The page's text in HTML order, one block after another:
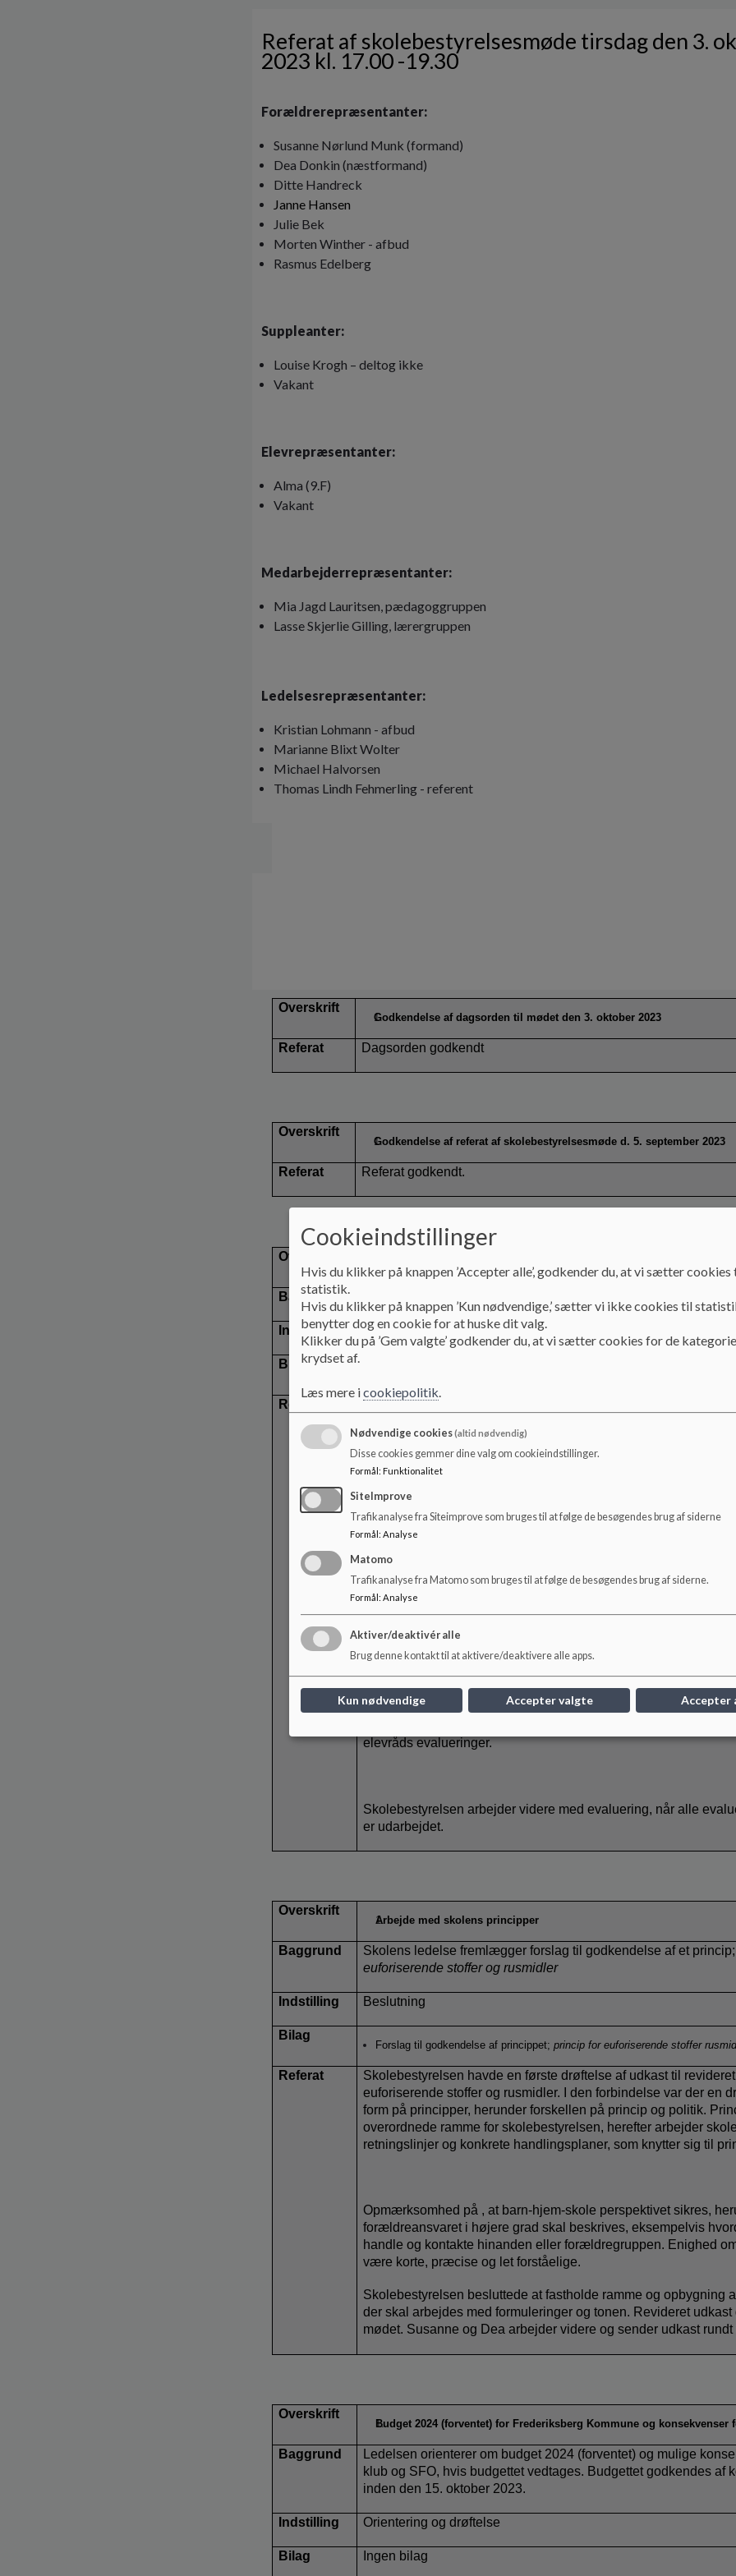
Referat af skolebestyrelsesmøde tirsdag den 3.
2023 kl. 17.00 -19.30
Forældrerepræsentanter:
Susanne Nørlund Munk (formand)
Dea Donkin (næstformand)
Ditte Handreck
Janne Hansen
Julie Bek
Morten Winther - afbud
Rasmus Edelberg
Suppleanter:
Louise Krogh – deltog ikke
Vakant
Elevrepræsentanter:
Alma (9.F)
Vakant
Medarbejderrepræsentanter:
Mia Jagd Lauritsen, pædagoggruppen
Lasse Skjerlie Gilling, lærergruppen
Ledelsesrepræsentanter:
Kristian Lohmann - afbud
Marianne Blixt Wolter
Michael Halvorsen
Thomas Lindh Fehmerling - referent
Overskrift
Godkendelse af dagsorden til mødet den 3. oktober 2023
Referat Dagsorden godkendt
Overskrift
Godkendelse af referat af skolebestyrelsesmøde d. 5. september 2023
Referat Referat godkendt.
Overskrift
Evaluere markedsdagen på Ny Hollænderskolen
Baggrund
Indstilling Drøftelse
Bilag
Referat
På mødet blev der samlet op på indtryk fra markedsdagen.
ængden af arrangementet var god og tidspunktet på dagen
kan der arbejdes med antallet af boder, bedre brug af både stor
tydelighed omkring trivsel- og kontaktforældrenes rolle,
elevernes rolle. Obs på om man kan integrere muligheden for
og tilkøb af et aftensmåltid.
Fra skolens side samles der op i personalegruppen både på
samt ved egentlig evalueringsskema. Dette også på SFO og
ligeledes evalueret arrangementet. Positive tilbagemeldinger
feedback. Der er kommet én forældrehenvendelse med en
den fremadrettede proces med markedsdagen, hvor ansvar og
til forældrene skal stå tydeligere og forberedelserne påbegyndes
En enkelt årgang var særligt udfordret af planlægningen, de
afholdt endnu (4.årgang). Skolebestyrelsen afventer
elevråds evalueringer.
Skolebestyrelsen arbejder videre med evaluering, når alle
er udarbejdet.
Overskrift
Arbejde med skolens principper
Baggrund Skolens ledelse fremlægger forslag til godkendelse af et
euforiserende stoffer og rusmidler
Indstilling Beslutning
Bilag
Forslag til godkendelse af princippet;princip for euforiserende stoffer
Referat
Skolebestyrelsen havde en første drøftelse af udkast til
euforiserende stoffer og rusmidler. I den forbindelse var der en
form på principper, herunder forskellen på princip og politik.
overordnede ramme for skolebestyrelsen, herefter arbejder
retningslinjer og konkrete handlingsplaner, som knytter sig til
Opmærksomhed på , at barn-hjem-skole perspektivet sikres,
forældreansvaret i højere grad skal beskrives, eksempelvis
handle og kontakte hinanden eller forældregruppen. Enighed
være korte, præcise og let forståelige.
Skolebestyrelsen besluttede at fastholde ramme og opbygning
der skal arbejdes med formuleringer og tonen. Revideret udkast
mødet. Susanne og Dea arbejder videre og sender udkast
Overskrift
Budget 2024 (forventet) for Frederiksberg Kommune og
Baggrund
Ledelsen orienterer om budget 2024 (forventet) og mulige
klub og SFO, hvis budgettet vedtages. Budgettet godkendes af
inden den 15. oktober 2023.
Indstilling Orientering og drøftelse
Bilag Ingen bilag
Cookieindstillinger
Hvis du klikker på knappen ’Accepter alle’, godkender du, at vi sætter
statistik.
Hvis du klikker på knappen ’Kun nødvendige,’ sætter vi ikke cookies til
benytter dog en cookie for at huske dit valg.
Klikker du på ’Gem valgte’ godkender du, at vi sætter cookies for de
krydset af.
Læs mere icookiepolitik.
Nødvendige cookies(altid nødvendig)
Disse cookies gemmer dine valg om cookieindstillinger.
Formål : Funktionalitet
SiteImprove
Trafikanalyse fra Siteimprove som bruges til at følge de besøgendes brug af siderne
Formål : Analyse
Matomo
Trafikanalyse fra Matomo som bruges til at følge de besøgendes brug af siderne.
Formål: Analyse
Aktiver/deaktivér alle
Brug denne kontakt til at aktivere/deaktivere alle apps.
Kun nødvendige Accepter valgte Accepter